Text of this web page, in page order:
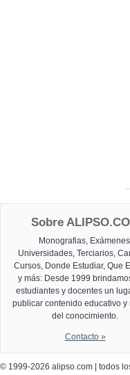
Sobre
Monografias,
Universidades, Terciarios,
Cursos, Donde Estudiar, Que
y más: Desde 1999
estudiantes y docentes un
publicar contenido educativo y
del conocimiento.
Contacto »
© 1999-2026 alipso.com | todos